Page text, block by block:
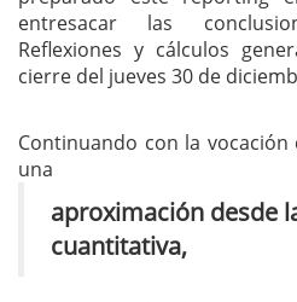
entresacar las
Reflexiones y cálculos
cierre del jueves 30 de
Continuando con la
una
aproximación desde
cuantitativa,